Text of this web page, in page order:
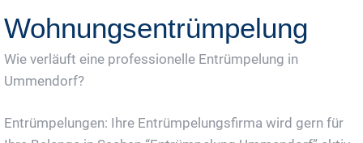
Wohnungsentrümpelung
Wie verläuft eine professionelle Entrümpelung in
Ummendorf?
Entrümpelungen: Ihre Entrümpelungsfirma wird gern für